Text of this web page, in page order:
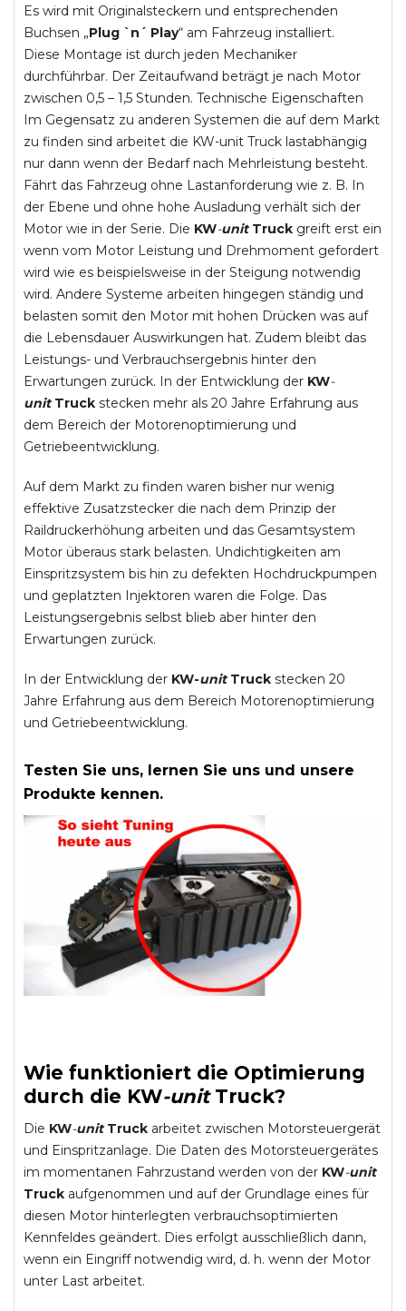
Es wird mit Originalsteckern und entsprechenden
Buchsen „Plug `n´ Play“ am Fahrzeug installiert.
Diese Montage ist durch jeden Mechaniker
durchführbar. Der Zeitaufwand beträgt je nach Motor
zwischen 0,5 – 1,5 Stunden. Technische Eigenschaften
Im Gegensatz zu anderen Systemen die auf dem Markt
zu finden sind arbeitet die KW-unit Truck lastabhängig
nur dann wenn der Bedarf nach Mehrleistung besteht.
Fährt das Fahrzeug ohne Lastanforderung wie z. B. In
der Ebene und ohne hohe Ausladung verhält sich der
Motor wie in der Serie. Die KW-unit Truck greift erst ein
wenn vom Motor Leistung und Drehmoment gefordert
wird wie es beispielsweise in der Steigung notwendig
wird. Andere Systeme arbeiten hingegen ständig und
belasten somit den Motor mit hohen Drücken was auf
die Lebensdauer Auswirkungen hat. Zudem bleibt das
Leistungs- und Verbrauchsergebnis hinter den
Erwartungen zurück. In der Entwicklung der KW-
unit Truck stecken mehr als 20 Jahre Erfahrung aus
dem Bereich der Motorenoptimierung und
Getriebeentwicklung.
Auf dem Markt zu finden waren bisher nur wenig
effektive Zusatzstecker die nach dem Prinzip der
Raildruckerhöhung arbeiten und das Gesamtsystem
Motor überaus stark belasten. Undichtigkeiten am
Einspritzsystem bis hin zu defekten Hochdruckpumpen
und geplatzten Injektoren waren die Folge. Das
Leistungsergebnis selbst blieb aber hinter den
Erwartungen zurück.
In der Entwicklung der KW-unitTruck stecken 20
Jahre Erfahrung aus dem Bereich Motorenoptimierung
und Getriebeentwicklung.
Testen Sie uns, lernen Sie uns und unsere
Produkte kennen.
Wie funktioniert die Optimierung
durch die KW-unit Truck?
Die KW-unit Truck arbeitet zwischen Motorsteuergerät
und Einspritzanlage. Die Daten des Motorsteuergerätes
im momentanen Fahrzustand werden von der KW-unit
Truck aufgenommen und auf der Grundlage eines für
diesen Motor hinterlegten verbrauchsoptimierten
Kennfeldes geändert. Dies erfolgt ausschließlich dann,
wenn ein Eingriff notwendig wird, d. h. wenn der Motor
unter Last arbeitet.